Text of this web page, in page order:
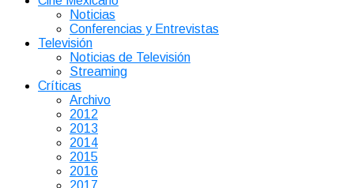
Noticias
Conferencias y Entrevistas
Televisión
Noticias de Televisión
Streaming
Críticas
Archivo
2012
2013
2014
2015
2016
2017